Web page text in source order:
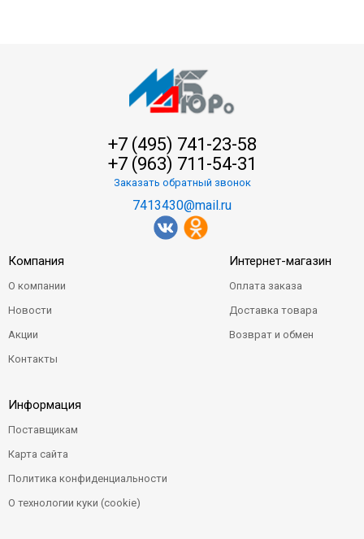
+7 (495) 741-23-58
+7 (963) 711-54-31
Заказать обратный звонок
7413430@mail.ru
Компания
О компании
Новости
Акции
Контакты
Интернет-магазин
Оплата заказа
Доставка товара
Возврат и обмен
Информация
Поставщикам
Карта сайта
Политика конфиденциальности
О технологии куки (cookie)